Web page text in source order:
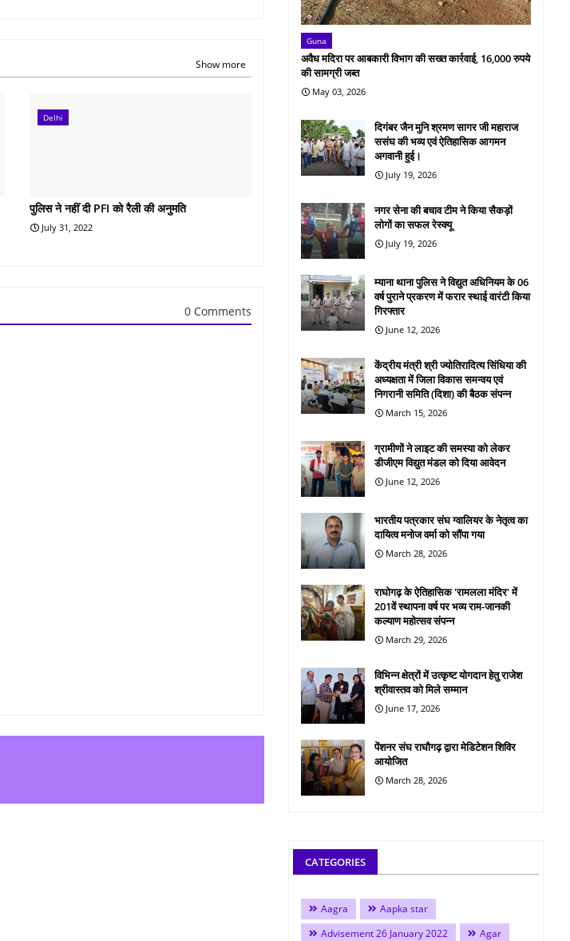
Show more
Delhi
पुलिस ने नहीं दी PFI को रैली की अनुमति
July 31, 2022
0 Comments
Guna
अवैध मदिरा पर आबकारी विभाग की सख्त कार्रवाई, 16,000 रुपये
की सामग्री जब्त
May 03, 2026
दिगंबर जैन मुनि श्रमण सागर जी महाराज
ससंघ की भव्य एवं ऐतिहासिक आगमन
अगवानी हुई।
July 19, 2026
नगर सेना की बचाव टीम ने किया सैकड़ों
लोगों का सफल रेस्क्यू
July 19, 2026
म्याना थाना पुलिस ने विद्युत अधिनियम के 06
वर्ष पुराने प्रकरण में फरार स्थाई वारंटी किया
गिरफ्तार
June 12, 2026
केंद्रीय मंत्री श्री ज्योतिरादित्य सिंधिया की
अध्यक्षता में जिला विकास समन्वय एवं
निगरानी समिति (दिशा) की बैठक संपन्न
March 15, 2026
ग्रामीणों ने लाइट की समस्या को लेकर
डीजीएम विद्युत मंडल को दिया आवेदन
June 12, 2026
भारतीय पत्रकार संघ ग्वालियर के नेतृत्व का
दायित्व मनोज वर्मा को सौंपा गया
March 28, 2026
राघोगढ़ के ऐतिहासिक 'रामलला मंदिर' में
201वें स्थापना वर्ष पर भव्य राम-जानकी
कल्याण महोत्सव संपन्न
March 29, 2026
विभिन्न क्षेत्रों में उत्कृष्ट योगदान हेतु राजेश
श्रीवास्तव को मिले सम्मान
June 17, 2026
पेंशनर संघ राघौगढ़ द्वारा मेडिटेशन शिविर
आयोजित
March 28, 2026
CATEGORIES
Aagra
Aapka star
Advisement 26 January 2022
Agar